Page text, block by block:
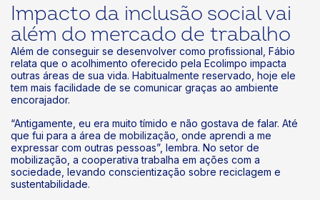
Impacto da inclusão social vai
além do mercado de trabalho
Além de conseguir se desenvolver como profissional, Fábio
relata que o acolhimento oferecido pela Ecolimpo impacta
outras áreas de sua vida. Habitualmente reservado, hoje ele
tem mais facilidade de se comunicar graças ao ambiente
encorajador.
“Antigamente, eu era muito tímido e não gostava de falar. Até
que fui para a área de mobilização, onde aprendi a me
expressar com outras pessoas”, lembra. No setor de
mobilização, a cooperativa trabalha em ações com a
sociedade, levando conscientização sobre reciclagem e
sustentabilidade.